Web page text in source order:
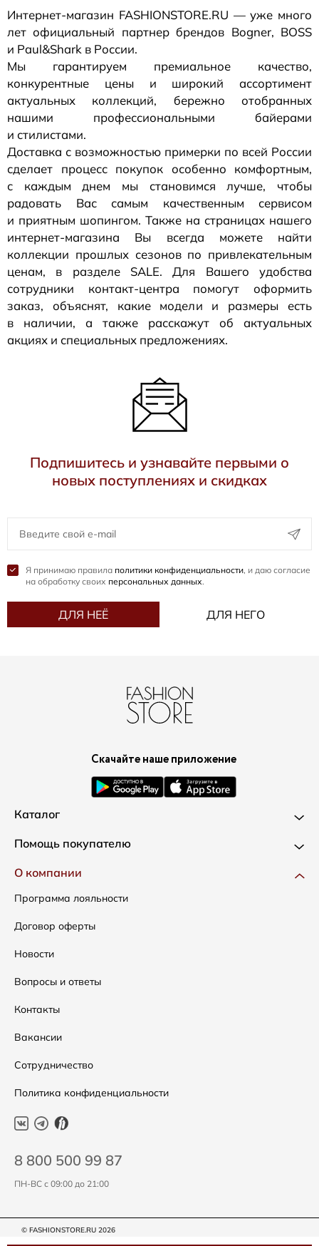
Интернет-магазин FASHIONSTORE.RU — уже много
лет официальный партнер брендов Bogner, BOSS
и Paul&Shark в России.
Мы гарантируем премиальное качество,
конкурентные цены и широкий ассортимент
актуальных коллекций, бережно отобранных
нашими профессиональными байерами
и стилистами.
Доставка с возможностью примерки по всей России
сделает процесс покупок особенно комфортным,
с каждым днем мы становимся лучше, чтобы
радовать Вас самым качественным сервисом
и приятным шопингом. Также на страницах нашего
интернет-магазина Вы всегда можете найти
коллекции прошлых сезонов по привлекательным
ценам, в разделе SALE. Для Вашего удобства
сотрудники контакт-центра помогут оформить
заказ, объяснят, какие модели и размеры есть
в наличии, а также расскажут об актуальных
акциях и специальных предложениях.
Подпишитесь и узнавайте первыми о
новых поступлениях и скидках
Я принимаю правила политики конфиденциальности, и даю согласие
на обработку своих персональных данных.
ДЛЯ НЕЁ ДЛЯ НЕГО
Скачайте наше приложение
Каталог
Новинки
Одежда
Сумки
Аксессуары
Распродажа
Подарочные сертификаты
Помощь покупателю
Доставка и оплата
Как оформить заказ
Условия возвратов
Таблица размеров
Уход за одеждой
О компании
Программа лояльности
Договор оферты
Новости
Вопросы и ответы
Контакты
Вакансии
Сотрудничество
Политика конфиденциальности
8 800 500 99 87
ПН-ВС с 09:00 до 21:00
© FASHIONSTORE.RU 2026